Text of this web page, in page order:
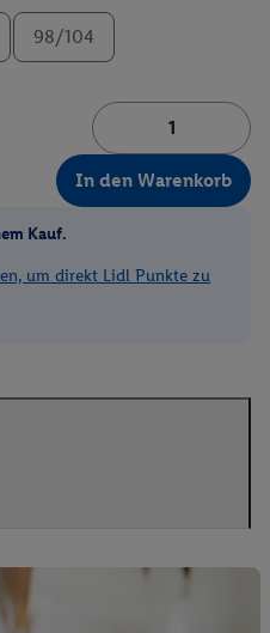
98/104
In den Warenkorb
Kauf.
um direkt Lidl Punkte zu